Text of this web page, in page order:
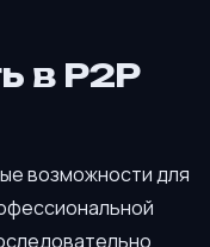
в P2P
возможности для